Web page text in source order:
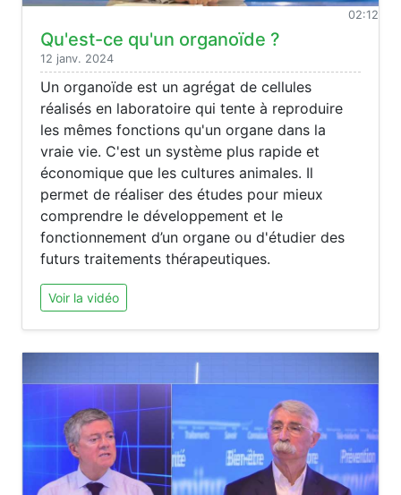
02:12
Qu'est-ce qu'un organoïde ?
12 janv. 2024
Un organoïde est un agrégat de cellules
réalisés en laboratoire qui tente à reproduire
les mêmes fonctions qu'un organe dans la
vraie vie. C'est un système plus rapide et
économique que les cultures animales. Il
permet de réaliser des études pour mieux
comprendre le développement et le
fonctionnement d’un organe ou d'étudier des
futurs traitements thérapeutiques.
Voir la vidéo